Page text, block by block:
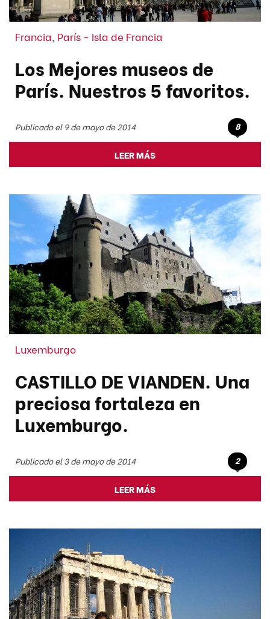
Francia París - Isla de Francia
Los Mejores museos de
París. Nuestros 5 favoritos.
Publicado el 9 de mayo de 2014 8
LEER MÁS
Luxemburgo
CASTILLO DE VIANDEN. Una
preciosa fortaleza en
Luxemburgo.
Publicado el 3 de mayo de 2014 2
LEER MÁS